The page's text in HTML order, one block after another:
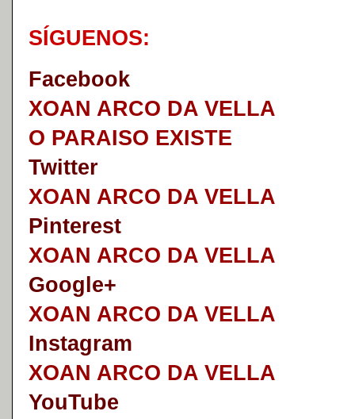
SÍGUENOS:
Facebook
XOAN ARCO DA VELLA
O PARAISO EXISTE
Twitter
XOAN ARCO DA VELLA
Pinterest
XOAN ARCO DA VELLA
Google+
XOAN ARCO DA VELLA
Instagram
XOAN ARCO DA VELLA
YouTube